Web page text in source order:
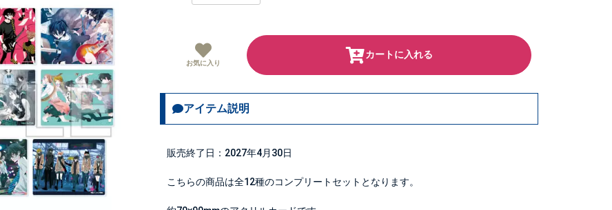
お気に入り
カートに入れる
アイテム説明
販売終了日：2027年4月30日
こちらの商品は全12種のコンプリートセットとなります。